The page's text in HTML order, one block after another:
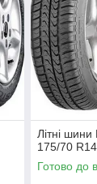
Літні
175/70
Готово до